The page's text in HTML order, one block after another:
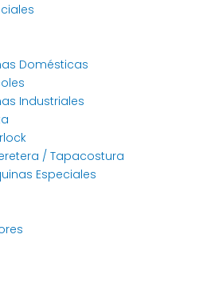
Domésticas
Industriales
/ Tapacostura
Especiales